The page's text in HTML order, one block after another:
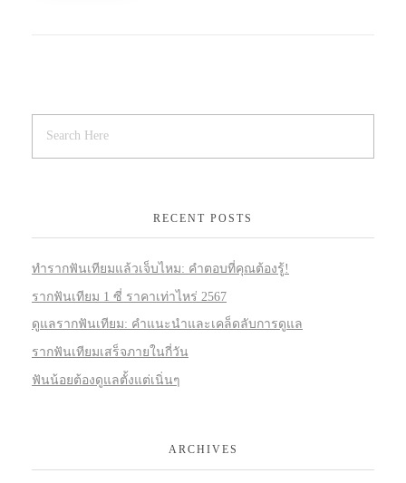
RECENT POSTS
ทำรากฟันเทียมแล้วเจ็บไหม: คำตอบที่คุณต้องรู้!
รากฟันเทียม 1 ซี่ ราคาเท่าไหร่ 2567
ดูแลรากฟันเทียม: คำแนะนำและเคล็ดลับการดูแล
รากฟันเทียมเสร็จภายในกี่วัน
ฟันน้อยต้องดูแลตั้งแต่เนิ่นๆ
ARCHIVES